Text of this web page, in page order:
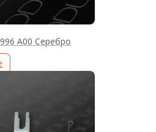
А00 Серебро